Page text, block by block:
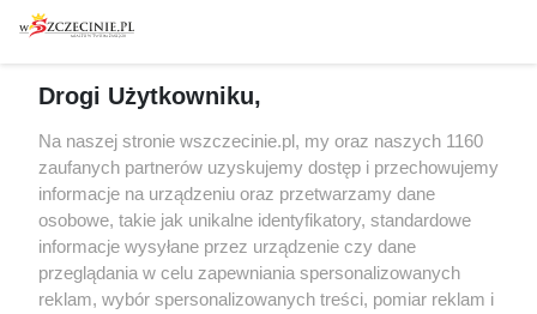
Spacery i oprowadzania
targi
Wernisaże
Więcej
Specjalny koncert z okazji
20. urodzin portalu
wSzczecinie.pl
Regulamin konkursów
śniadaniówka "Hej
Szczecin! Jest piątek!"
Drogi Użytkowniku,
Na naszej stronie wszczecinie.pl, my oraz naszych 1160
zaufanych partnerów uzyskujemy dostęp i przechowujemy
informacje na urządzeniu oraz przetwarzamy dane
osobowe, takie jak unikalne identyfikatory, standardowe
informacje wysyłane przez urządzenie czy dane
przeglądania w celu zapewniania spersonalizowanych
reklam, wybór spersonalizowanych treści, pomiar reklam i